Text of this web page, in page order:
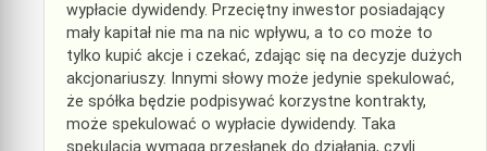
wypłacie dywidendy. Przeciętny inwestor posiadający
mały kapitał nie ma na nic wpływu, a to co może to
tylko kupić akcje i czekać, zdając się na decyzje dużych
akcjonariuszy. Innymi słowy może jedynie spekulować,
że spółka będzie podpisywać korzystne kontrakty,
może spekulować o wypłacie dywidendy. Taka
spekulacja wymaga przesłanek do działania, czyli